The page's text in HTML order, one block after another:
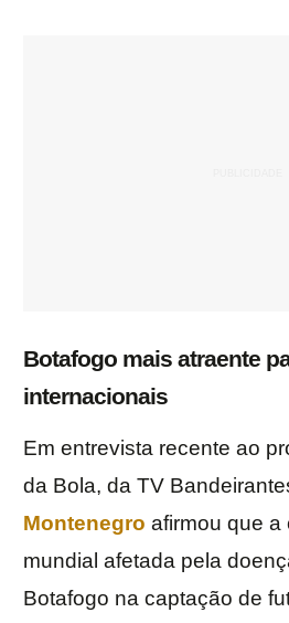
Botafogo mais atraente
internacionais
Em entrevista recente ao
da Bola, da TV
Montenegro afirmou que a
mundial afetada pela
Botafogo na captação de